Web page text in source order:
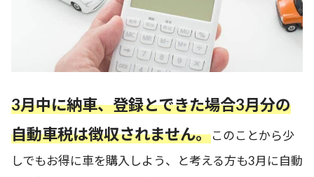
3月中に納車、登録とできた場合3月分の
自動車税は徴収されません。このことから少
しでもお得に車を購入しよう、と考える方も3月に自動